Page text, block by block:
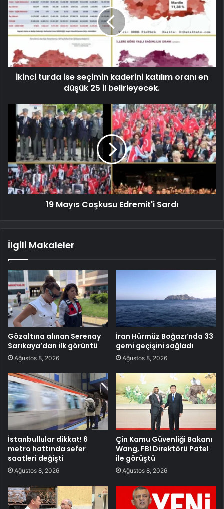
İkinci turda ise seçimin kaderini katılım oranı en
düşük 25 il belirleyecek.
19 Mayıs Coşkusu Edremit'i Sardı
İlgili Makaleler
Gözaltına alınan Serenay
Sarıkaya’dan ilk görüntü
Ağustos 8, 2026
İran Hürmüz Boğazı’nda 33
gemi geçişini sağladı
Ağustos 8, 2026
İstanbullular dikkat! 6
metro hattında sefer
saatleri değişti
Ağustos 8, 2026
Çin Kamu Güvenliği Bakanı
Wang, FBI Direktörü Patel
ile görüştü
Ağustos 8, 2026